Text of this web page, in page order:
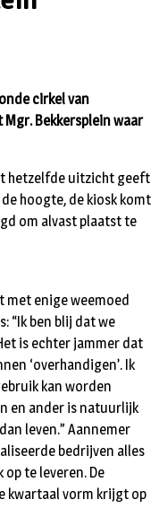
cirkel van
Bekkersplein waar
hetzelfde uitzicht geeft
hoogte, de kiosk komt
om alvast plaatst te
met enige weemoed
“Ik ben blij dat we
is echter jammer dat
‘overhandigen’. Ik
kan worden
en ander is natuurlijk
leven.” Aannemer
bedrijven alles
te leveren. De
kwartaal vorm krijgt op